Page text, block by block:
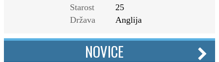
Starost
25
Država
Anglija
NOVICE